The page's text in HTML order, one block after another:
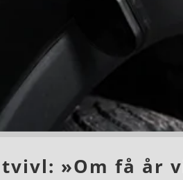
»Om få år